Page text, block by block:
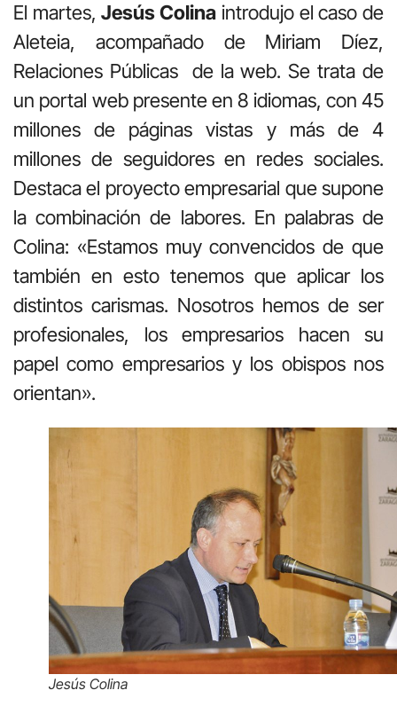
El martes,Jesús Colina introdujo el caso de
Aleteia, acompañado de Miriam Díez,
Relaciones Públicas de la web. Se trata de
un portal web presente en 8 idiomas, con 45
millones de páginas vistas y más de 4
millones de seguidores en redes sociales.
Destaca el proyecto empresarial que supone
la combinación de labores. En palabras de
Colina: «Estamos muy convencidos de que
también en esto tenemos que aplicar los
distintos carismas. Nosotros hemos de ser
profesionales, los empresarios hacen su
papel como empresarios y los obispos nos
orientan».
Jesús Colina